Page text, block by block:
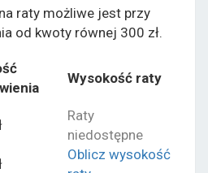
raty możliwe jest przy
od kwoty równej 300 zł.
Wysokość raty
Raty
niedostępne
Oblicz wysokość